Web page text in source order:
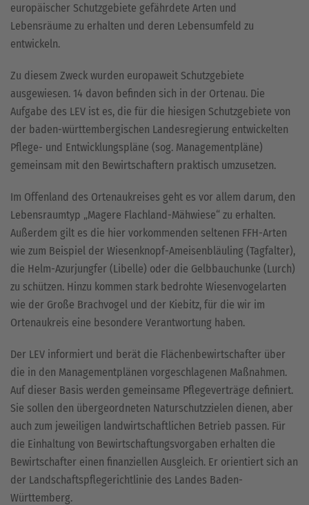
europäischer Schutzgebiete gefährdete Arten und
Lebensräume zu erhalten und deren Lebensumfeld zu
entwickeln.
Zu diesem Zweck wurden europaweit Schutzgebiete
ausgewiesen. 14 davon befinden sich in der Ortenau. Die
Aufgabe des LEV ist es, die für die hiesigen Schutzgebiete von
der baden-württembergischen Landesregierung entwickelten
Pflege- und Entwicklungspläne (sog. Managementpläne)
gemeinsam mit den Bewirtschaftern praktisch umzusetzen.
Im Offenland des Ortenaukreises geht es vor allem darum, den
Lebensraumtyp „Magere Flachland-Mähwiese“ zu erhalten.
Außerdem gilt es die hier vorkommenden seltenen FFH-Arten
wie zum Beispiel der Wiesenknopf-Ameisenbläuling (Tagfalter),
die Helm-Azurjungfer (Libelle) oder die Gelbbauchunke (Lurch)
zu schützen. Hinzu kommen stark bedrohte Wiesenvogelarten
wie der Große Brachvogel und der Kiebitz, für die wir im
Ortenaukreis eine besondere Verantwortung haben.
Der LEV informiert und berät die Flächenbewirtschafter über
die in den Managementplänen vorgeschlagenen Maßnahmen.
Auf dieser Basis werden gemeinsame Pflegeverträge definiert.
Sie sollen den übergeordneten Naturschutzzielen dienen, aber
auch zum jeweiligen landwirtschaftlichen Betrieb passen. Für
die Einhaltung von Bewirtschaftungsvorgaben erhalten die
Bewirtschafter einen finanziellen Ausgleich. Er orientiert sich an
der Landschaftspflegerichtlinie des Landes Baden-
Württemberg.